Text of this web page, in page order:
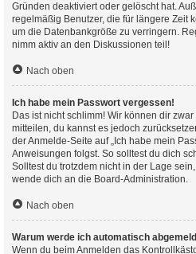
Gründen deaktiviert oder gelöscht hat.
regelmäßig Benutzer, die für längere Zeit
um die Datenbankgröße zu verringern.
nimm aktiv an den Diskussionen teil!
Nach oben
Ich habe mein Passwort vergessen!
Das ist nicht schlimm! Wir können dir
mitteilen, du kannst es jedoch
der Anmelde-Seite auf „Ich habe mein
Anweisungen folgst. So solltest du dich
Solltest du trotzdem nicht in der Lage
wende dich an die Board-Administration.
Nach oben
Warum werde ich automatisch
Wenn du beim Anmelden das